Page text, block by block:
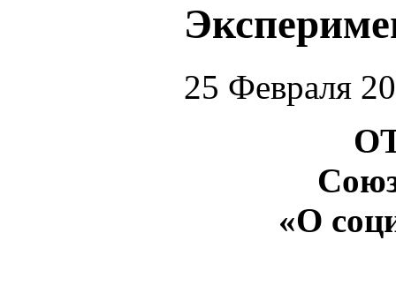
25 Февраля
«О